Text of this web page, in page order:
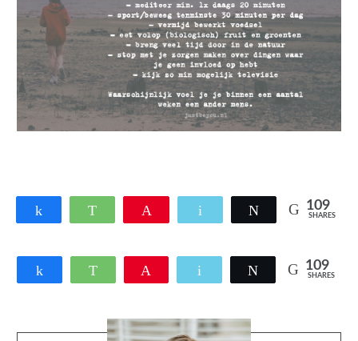
WhatsApp Tweet 109
SHARES
WhatsApp Tweet 109
SHARES